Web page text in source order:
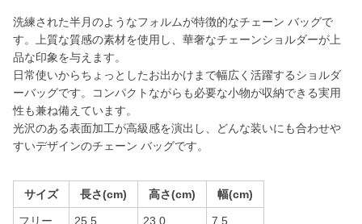
洗練された半月のようなフォルムが特徴的なチェーン バッグで
す。上質な質感の素材を使用し、華奢なチェーンショルダーが上
品な印象を与えます。
日常使いからちょっとしたお出かけまで幅広く活躍するショルダ
ーバッグです。コンパクトながらも必要な小物が収納できる実用
性も兼ね備えています。
光沢のある表面加工が高級感を演出し、どんな装いにも合わせや
すいデザインのチェーン バッグです。
サイズ 長さ(cm) 高さ(cm) 幅(cm)
フリー 25.5 23.0 7.5